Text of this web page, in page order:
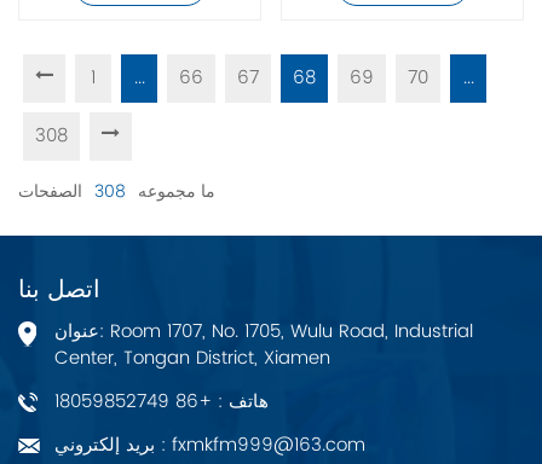
1 ... 66 67 68 69 70
...
308
ما مجموعه 308 الصفحات
اتصل بنا
عنوان: Room 1707, No. 1705, Wulu Road, Industrial
Center, Tongan District, Xiamen
هاتف : +86 18059852749
بريد إلكتروني : fxmkfm999@163.com